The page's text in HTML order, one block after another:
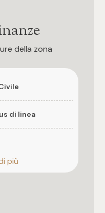
della zona
di linea